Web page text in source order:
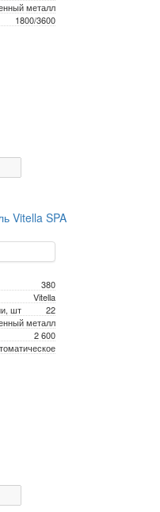
металл
1800/3600
Vitella SPA
380
Vitella
шт
22
металл
2 600